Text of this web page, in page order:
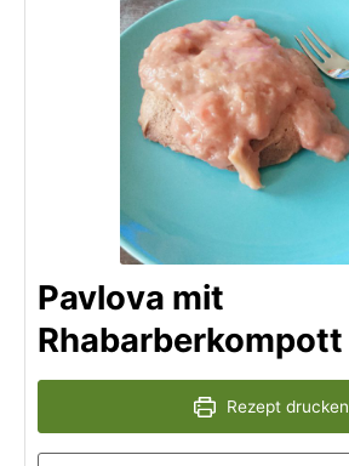
Pavlova mit
Rhabarberkompott
Rezept drucken